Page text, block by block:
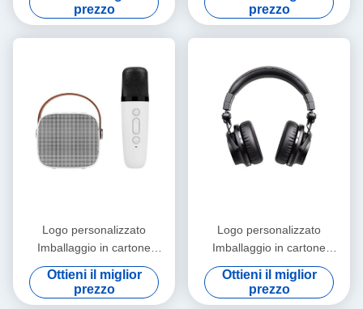
Nero / Oro rosa Luxury
Magnetic Gift Box con
chiusura a nastro
prezzo
Nero / Oro rosa Luxury
Magnetic Gift Box con
chiusura a nastro
prezzo
Logo personalizzato
Imballaggio in cartone
cartaceo Pieghevole Bianco /
Nero / Oro rosa Luxury
Magnetic Gift Box con
Ottieni il miglior
prezzo
Logo personalizzato
Imballaggio in cartone
cartaceo Pieghevole Bianco /
Nero / Oro rosa Luxury
Magnetic Gift Box con
Ottieni il miglior
prezzo